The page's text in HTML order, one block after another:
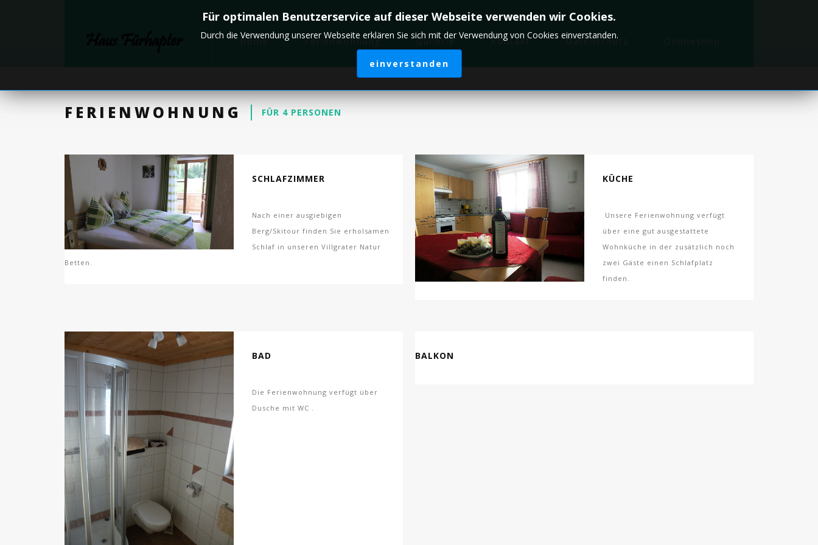
Home Ferienwohnung Gallerie Kontakt Datenschutz
FERIENWOHNUNG FÜR 4 PERSONEN
SCHLAFZIMMER
Nach einer ausgiebigen
Berg/Skitour finden Sie erholsamen
Schlaf in unseren Villgrater Natur
Betten.
KÜCHE
Unsere Ferienwohnung verfügt
über eine gut ausgestattete
Wohnküche in der zusätzlich noch
zwei Gäste einen Schlafplatz
finden.
BAD
Die Ferienwohnung verfügt über
Dusche mit WC .
BALKON
Für optimalen Benutzerservice auf dieser Webseite verwenden wir Cookies.
Durch die Verwendung unserer Webseite erklären Sie sich mit der Verwendung von Cookies einverstanden.
einverstanden